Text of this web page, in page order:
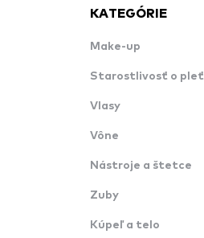
KATEGÓRIE
Make-up
Starostlivosť o pleť
Vlasy
Vône
Nástroje a štetce
Zuby
Kúpeľ a telo